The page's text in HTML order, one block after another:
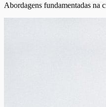
Abordagens fundamentadas na